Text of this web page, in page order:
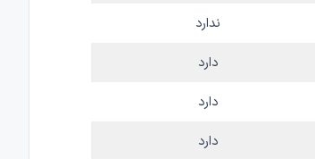
ندارد
دارد
دارد
دارد